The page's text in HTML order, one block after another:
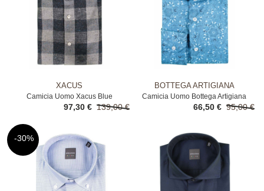
XACUS
Camicia Uomo Xacus Blue
139,00 €
97,30 €
BOTTEGA ARTIGIANA
Camicia Uomo Bottega Artigiana
Blue
95,00 €
66,50 €
-30%